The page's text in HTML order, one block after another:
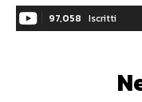
97,058 Iscritti